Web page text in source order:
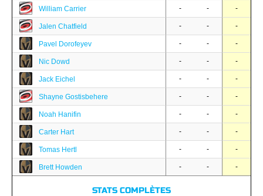
William Carrier - - -
Jalen Chatfield - - -
Pavel Dorofeyev - - -
Nic Dowd - - -
Jack Eichel - - -
Shayne Gostisbehere - - -
Noah Hanifin - - -
Carter Hart - - -
Tomas Hertl - - -
Brett Howden - - -
STATS COMPLÈTES